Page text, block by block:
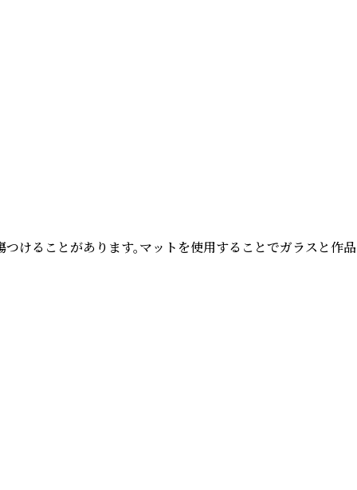
ることがあります。マットを使用することでガラスと